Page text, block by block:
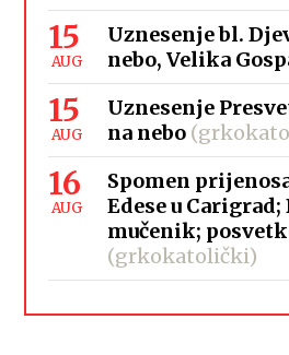
15
AUG
Uznesenje bl.
nebo, Velika
15
AUG
Uznesenje
na nebo
16
AUG
Spomen
Edese u
mučenik;
(grkokatolički)